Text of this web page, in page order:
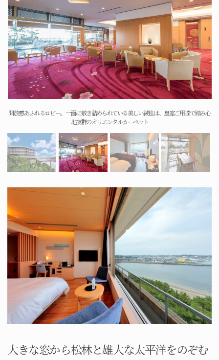
開放感あふれるロビー。一面に敷き詰められている美しい絨毯は、皇室ご用達で踏み心
地抜群のオリエンタルカーペット
大きな窓から松林と雄大な太平洋をのぞむ